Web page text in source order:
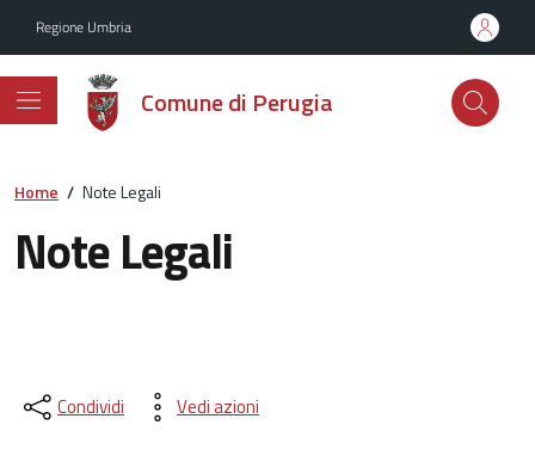
Regione Umbria
Comune di Perugia
Home / Note Legali
Note Legali
Condividi Vedi azioni